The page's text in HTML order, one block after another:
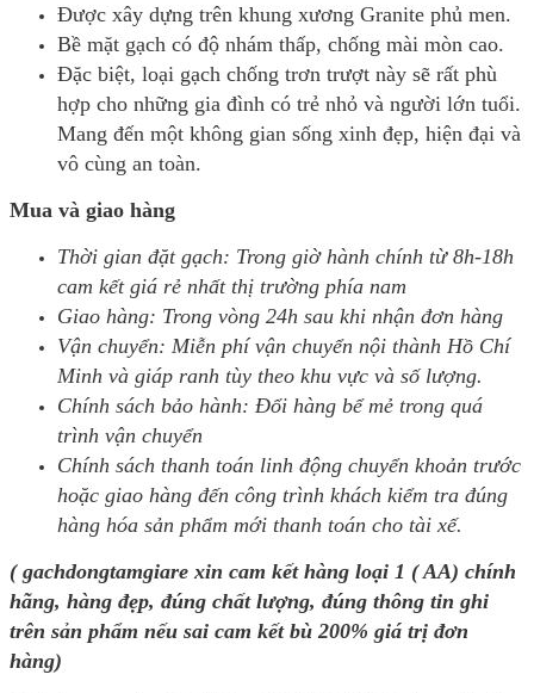
Được xây dựng trên khung xương Granite phủ men.
Bề mặt gạch có độ nhám thấp, chống mài mòn cao.
Đặc biệt, loại gạch chống trơn trượt này sẽ rất phù
hợp cho những gia đình có trẻ nhỏ và người lớn tuổi.
Mang đến một không gian sống xinh đẹp, hiện đại và
vô cùng an toàn.
Mua và giao hàng
Thời gian đặt gạch: Trong giờ hành chính từ 8h-18h
cam kết giá rẻ nhất thị trường phía nam
Giao hàng: Trong vòng 24h sau khi nhận đơn hàng
Vận chuyển: Miễn phí vận chuyển nội thành Hồ Chí
Minh và giáp ranh tùy theo khu vực và số lượng.
Chính sách bảo hành: Đổi hàng bể mẻ trong quá
trình vận chuyển
Chính sách thanh toán linh động chuyển khoản trước
hoặc giao hàng đến công trình khách kiểm tra đúng
hàng hóa sản phẩm mới thanh toán cho tài xế.
( gachdongtamgiare xin cam kết hàng loại 1 ( AA) chính
hãng, hàng đẹp, đúng chất lượng, đúng thông tin ghi
trên sản phẩm nếu sai cam kết bù 200% giá trị đơn
hàng)